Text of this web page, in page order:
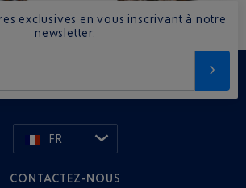
exclusives en vous inscrivant à notre
newsletter.
FR
CONTACTEZ-NOUS